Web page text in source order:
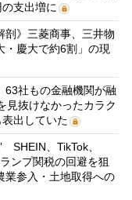
支出増に
剖》三菱商事、三井物
・慶大で約6割」の現
63社もの金融機関が融
見抜けなかったカラク
出していた
SHEIN、TikTok、
ンプ関税の回避を狙
参入・土地取得への